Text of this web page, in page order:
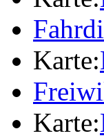
Karte:
Karte: